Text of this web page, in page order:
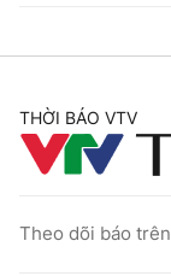
THỜI BÁO VTV
Theo dõi báo trên